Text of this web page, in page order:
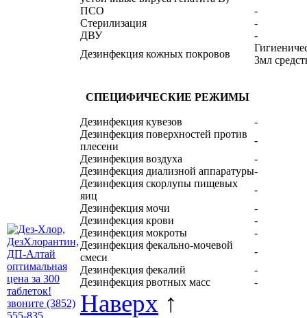
ПСО
-
Стерилизация
-
ДВУ
-
Дезинфекция кожных покровов
3мл
СПЕЦИФИЧЕСКИЕ РЕЖИМЫ
Дезинфекция кувезов
-
Дезинфекция поверхностей против
плесени
-
Дезинфекция воздуха
-
Дезинфекция диализной аппаратуры-
Дезинфекция скорлупы пищевых
яиц
-
Дезинфекция мочи
-
Дезинфекция крови
-
Дезинфекция мокроты
-
Дезинфекция фекально-мочевой
смеси
-
Дезинфекция фекалий
-
Дезинфекция рвотных масс
-
Наверх ↑